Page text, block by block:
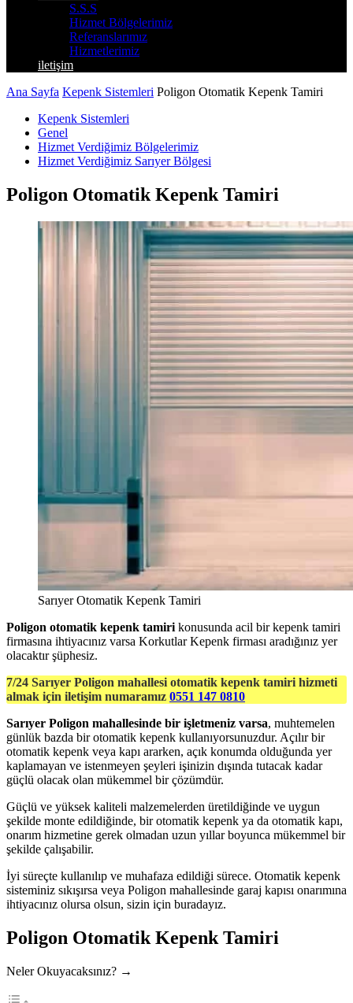
S.S.S
Hizmet Bölgelerimiz
Referanslarımız
Hizmetlerimiz
iletişim
Ana Sayfa Kepenk Sistemleri Poligon Otomatik Kepenk Tamiri
Kepenk Sistemleri
Genel
Hizmet Verdiğimiz Bölgelerimiz
Hizmet Verdiğimiz Sarıyer Bölgesi
Poligon Otomatik Kepenk Tamiri
Sarıyer Otomatik Kepenk Tamiri
Poligon otomatik kepenk tamiri konusunda acil bir kepenk tamiri
firmasına ihtiyacınız varsa Korkutlar Kepenk firması aradığınız yer
olacaktır şüphesiz.
7/24 Sarıyer Poligon mahallesi otomatik kepenk tamiri hizmeti
almak için iletişim numaramız 0551 147 0810
Sarıyer Poligon mahallesinde bir işletmeniz varsa, muhtemelen
günlük bazda bir otomatik kepenk kullanıyorsunuzdur. Açılır bir
otomatik kepenk veya kapı ararken, açık konumda olduğunda yer
kaplamayan ve istenmeyen şeyleri işinizin dışında tutacak kadar
güçlü olacak olan mükemmel bir çözümdür.
Güçlü ve yüksek kaliteli malzemelerden üretildiğinde ve uygun
şekilde monte edildiğinde, bir otomatik kepenk ya da otomatik kapı,
onarım hizmetine gerek olmadan uzun yıllar boyunca mükemmel bir
şekilde çalışabilir.
İyi süreçte kullanılıp ve muhafaza edildiği sürece. Otomatik kepenk
sisteminiz sıkışırsa veya Poligon mahallesinde garaj kapısı onarımına
ihtiyacınız olursa olsun, sizin için buradayız.
Poligon Otomatik Kepenk Tamiri
Neler Okuyacaksınız? →